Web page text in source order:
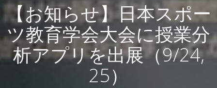
ス
キ
ッ
プ
【お知らせ】日本スポー
ツ教育学会大会に授業分
析アプリを出展（9/24,
25）